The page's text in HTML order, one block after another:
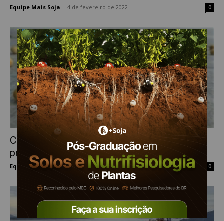
Equipe Mais Soja 4 de fevereiro de 2022 0
CHICAGO: Clima favorável continua
pressionando os futuros
Equipe Mais Soja - 16 de junho de 2021 0